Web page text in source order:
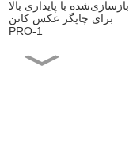
بازسازی‌شده با پایداری بالا
برای چاپگر عکس کانن
PRO-1